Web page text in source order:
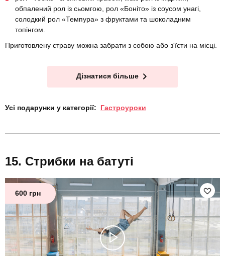
обпалений рол із сьомгою, рол «Боніто» із соусом унагі,
солодкий рол «Темпура» з фруктами та шоколадним
топінгом.
Приготовлену страву можна забрати з собою або з'їсти на місці.
Дізнатися більше
Усі подарунки у категорії: Гастроуроки
Стрибки на батуті
600 грн